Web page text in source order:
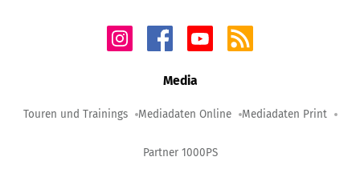
Media
Touren und Trainings Mediadaten Online Mediadaten Print
Partner 1000PS